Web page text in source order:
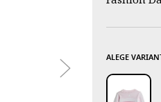
ALEGE